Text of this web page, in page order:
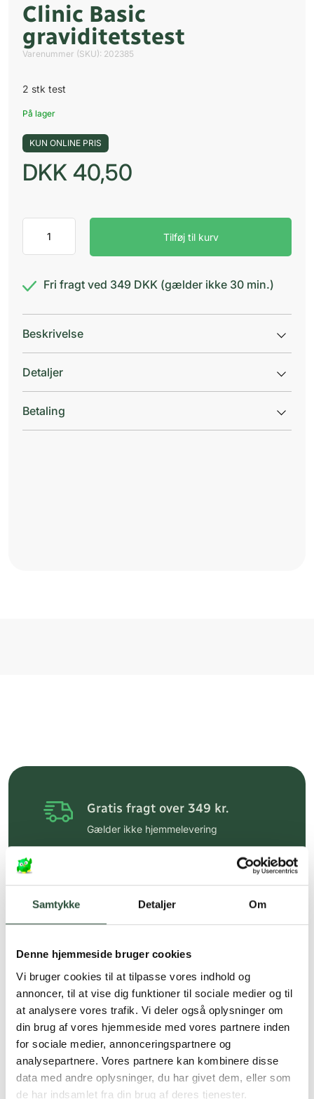
Samtykke Detaljer Om
Denne hjemmeside bruger cookies
Vi bruger cookies til at tilpasse vores indhold og
annoncer, til at vise dig funktioner til sociale medier og til
at analysere vores trafik. Vi deler også oplysninger om
din brug af vores hjemmeside med vores partnere inden
for sociale medier, annonceringspartnere og
analysepartnere. Vores partnere kan kombinere disse
data med andre oplysninger, du har givet dem, eller som
de har indsamlet fra din brug af deres tjenester.
Clinic Basic
graviditetstest
Varenummer (SKU): 202385
2 stk test
På lager
KUN ONLINE PRIS
DKK 40,50
graviditetstest
Tilføj til kurv
Fri fragt ved 349 DKK (gælder ikke 30 min.)
Beskrivelse
Detaljer
Betaling
Gratis fragt over 349 kr.
Gælder ikke hjemmelevering
Få hjælp til din webordre
kundeservice@uglecare.dk
Hurtig levering (30 min. i Kbh)
Hurtigt leveringen via GLS, og DAO
Faste lave priser*
*Gælder ikke ernæringsprodukter.
Stort udvalg af kendte
produkter
Vi tilbyder et stort udvalg af kendte
cremer, vitaminer og andre spændende